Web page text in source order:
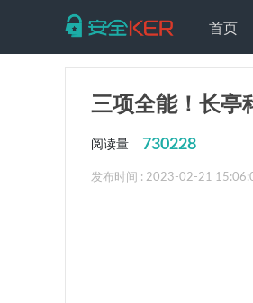
首页
三项全能！长亭
阅读量 730228
发布时间 : 2023-02-21